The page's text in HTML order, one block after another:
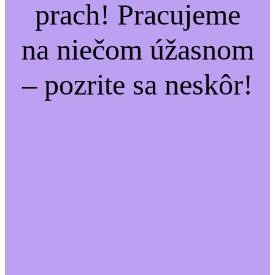
prach! Pracujeme
na niečom úžasnom
– pozrite sa neskôr!